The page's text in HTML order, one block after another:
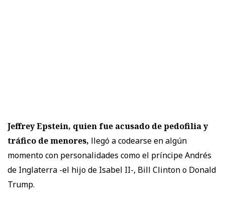
Jeffrey Epstein, quien fue acusado de pedofilia y
tráfico de menores, llegó a codearse en algún
momento con personalidades como el príncipe Andrés
de Inglaterra -el hijo de Isabel II-, Bill Clinton o Donald
Trump.